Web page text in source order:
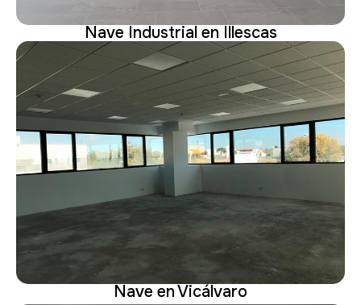
Nave Industrial en Illescas
Nave en Vicálvaro